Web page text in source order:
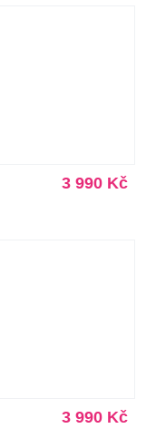
3 990 Kč
3 990 Kč